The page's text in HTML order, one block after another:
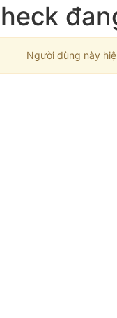
Người dùng này